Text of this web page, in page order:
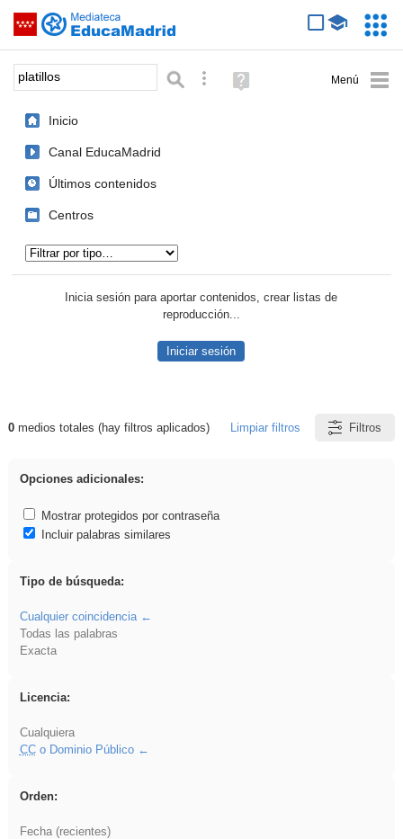
Saltar navegación
Palabra o frase: Búsqueda avanzada
Ayuda
(en
Inicio
Canal EducaMadrid
Últimos contenidos
Centros
Inicia sesión para aportar contenidos, crear listas de
reproducción...
Iniciar sesión
Resultados de: platillos
0medios totales (hay filtros aplicados) Limpiar filtros Filtros
Opciones adicionales:
Mostrar protegidos por contraseña
Incluir palabras similares
Tipo de búsqueda:
Cualquier coincidencia
Todas las palabras
Exacta
Licencia:
Cualquiera
CCo Dominio Público
Orden:
Fecha (recientes)